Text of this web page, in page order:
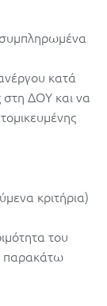
κατά
στη ΔΟΥ και να
κριτήρια)
του
παρακάτω